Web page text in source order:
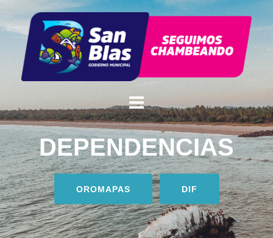
DEPENDENCIAS
OROMAPAS DIF